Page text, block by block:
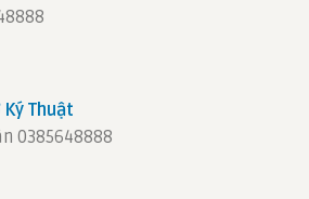
Ký Thuật
0385648888